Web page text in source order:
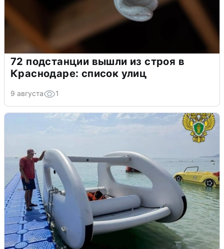
72 подстанции вышли из строя в
Краснодаре: список улиц
9 августа 1